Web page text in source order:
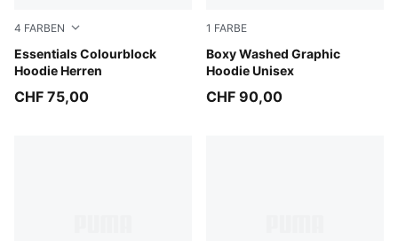
4 FARBEN
Essentials Colourblock
Hoodie Herren
Midnight Petrol
CHF 75,00
1 FARBE
Boxy Washed Graphic
Hoodie Unisex
Puma Black
CHF 90,00